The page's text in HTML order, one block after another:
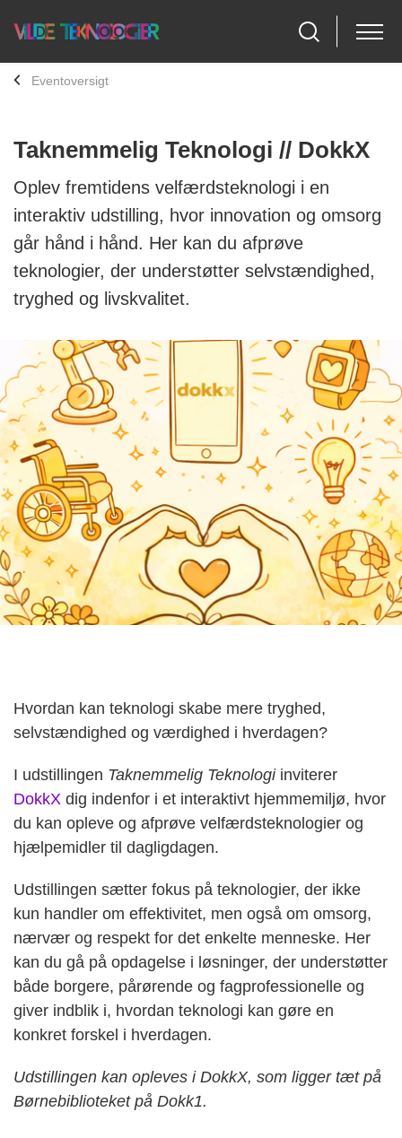
Eventoversigt
Taknemmelig Teknologi // DokkX
Oplev fremtidens velfærdsteknologi i en
interaktiv udstilling, hvor innovation og omsorg
går hånd i hånd. Her kan du afprøve
teknologier, der understøtter selvstændighed,
tryghed og livskvalitet.
Hvordan kan teknologi skabe mere tryghed,
selvstændighed og værdighed i hverdagen?
I udstillingen Taknemmelig Teknologiinviterer
DokkX dig indenfor i et interaktivt hjemmemiljø, hvor
du kan opleve og afprøve velfærdsteknologier og
hjælpemidler til dagligdagen.
Udstillingen sætter fokus på teknologier, der ikke
kun handler om effektivitet, men også om omsorg,
nærvær og respekt for det enkelte menneske. Her
kan du gå på opdagelse i løsninger, der understøtter
både borgere, pårørende og fagprofessionelle og
giver indblik i, hvordan teknologi kan gøre en
konkret forskel i hverdagen.
Udstillingen kan opleves i DokkX, som ligger tæt på
Børnebiblioteket på Dokk1.